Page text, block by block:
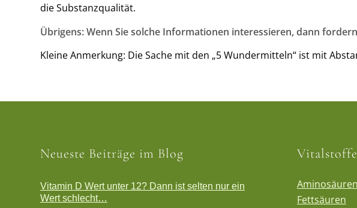
die Substanzqualität.
Übrigens: Wenn Sie solche Informationen interessieren, dann
Kleine Anmerkung: Die Sache mit den „5 Wundermitteln“ ist mit
Neueste Beiträge im Blog
Vitamin D Wert unter 12? Dann ist selten nur ein
Wert schlecht…
Aminosäuren
Fettsäuren